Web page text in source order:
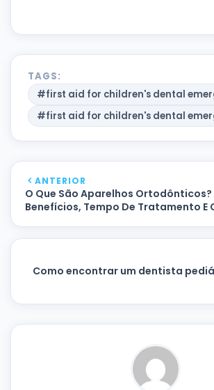
TAGS:
#first aid for children's dental
#first aid for children's dental
ANTERIOR
O Que São Aparelhos Ortodônticos?
Benefícios, Tempo De Tratamento E
Como encontrar um dentista